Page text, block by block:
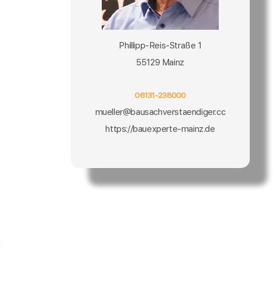
Phillipp-Reis-Straße 1
55129 Mainz
06131-238000
mueller@bausachverstaendiger.cc
https://bauexperte-mainz.de